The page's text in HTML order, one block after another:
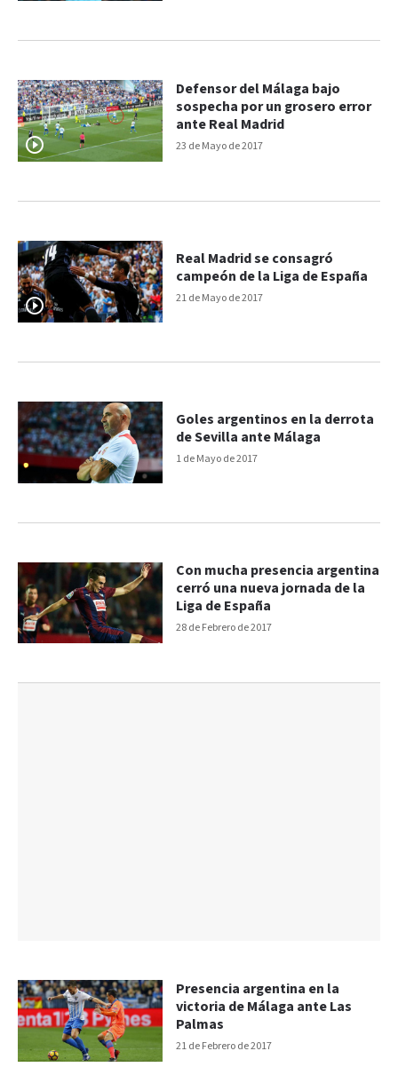
23 de Mayo de 2017
Defensor del Málaga bajo
sospecha por un grosero error
ante Real Madrid
21 de Mayo de 2017
Real Madrid se consagró
campeón de la Liga de España
1 de Mayo de 2017
Goles argentinos en la derrota
de Sevilla ante Málaga
28 de Febrero de 2017
Con mucha presencia argentina
cerró una nueva jornada de la
Liga de España
21 de Febrero de 2017
Presencia argentina en la
victoria de Málaga ante Las
Palmas